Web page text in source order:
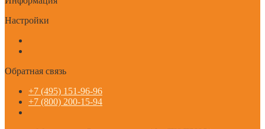
Настройки
Обратная связь
+7 (495) 151-96-96
+7 (800) 200-15-94